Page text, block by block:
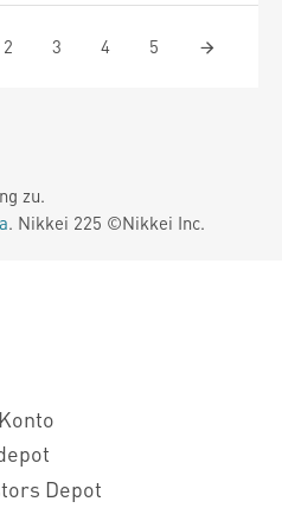
2 3 4 5
zu.
. Nikkei 225 ©Nikkei Inc.
Depot